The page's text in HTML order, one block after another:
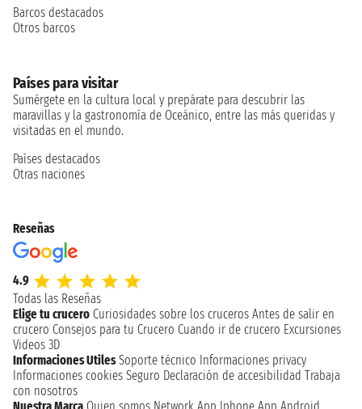
Barcos destacados
Otros barcos
Países para visitar
Sumérgete en la cultura local y prepárate para descubrir las
maravillas y la gastronomía de Oceánico, entre las más queridas y
visitadas en el mundo.
Países destacados
Otras naciones
Reseñas
4.9
Todas las Reseñas
Elige tu crucero Curiosidades sobre los cruceros Antes de salir en
crucero Consejos para tu Crucero Cuando ir de crucero Excursiones
Videos 3D
Informaciones Utiles Soporte técnico Informaciones privacy
Informaciones cookies Seguro Declaración de accesibilidad Trabaja
con nosotros